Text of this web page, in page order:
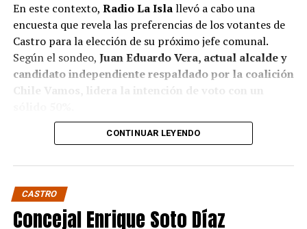
En este contexto, Radio La Islallevó a cabo una
encuesta que revela las preferencias de los votantes de
Castro para la elección de su próximo jefe comunal.
Según el sondeo, Juan Eduardo Vera, actual alcalde y
candidato independiente respaldado por la coalición
Chile Vamos, lidera la intención de voto con un
Baltazar Elgueta, candidato del Partido Socialista
segundo lugar con un 41% de apoyo, mientras que
Jaime Guerrero, candidato independiente por el
Partido socialcristiano, se sitúa en un distante 9%.
CONTINUAR LEYENDO
CASTRO
Concejal Enrique Soto Díaz